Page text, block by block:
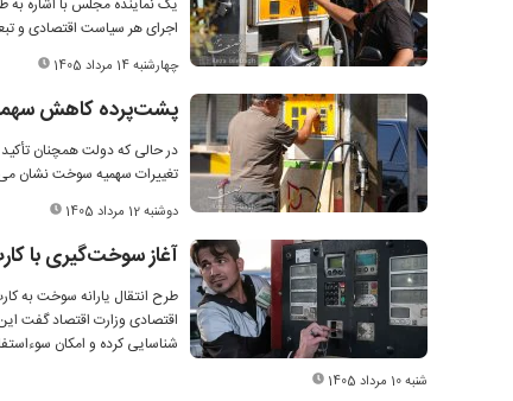
یک نماینده مجلس با اشاره
اجرای هر سیاست اقتصادی و
چهارشنبه 14 مرداد 1405
پشت‌پرده کاهش سهمیه سوخت ۳ هزار تومانی؛
تغییرات سهمیه سوخت نشان
دوشنبه 12 مرداد 1405
آغاز سوخت‌گیری با
طرح انتقال یارانه سوخت به
اقتصادی وزارت اقتصاد گفت
شناسایی کرده و امکان
شنبه 10 مرداد 1405